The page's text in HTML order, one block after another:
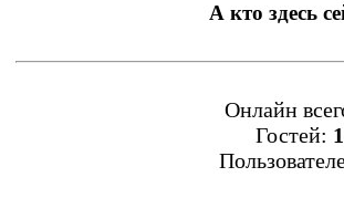
А кто здесь
Онлайн
Гостей: 1